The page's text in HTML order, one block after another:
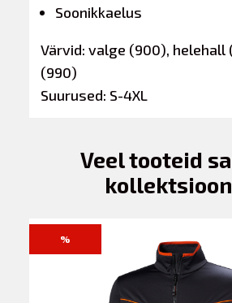
Soonikkaelus
Värvid: valge (900), helehall
(990)
Suurused: S-4XL
Veel tooteid
%